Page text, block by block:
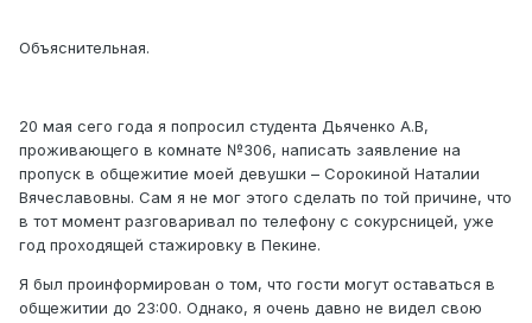
Объяснительная.
20 мая сего года я попросил студента Дьяченко А.В,
проживающего в комнате №306, написать заявление на
пропуск в общежитие моей девушки – Сорокиной Наталии
Вячеславовны. Сам я не мог этого сделать по той причине, что
в тот момент разговаривал по телефону с сокурсницей, уже
год проходящей стажировку в Пекине.
Я был проинформирован о том, что гости могут оставаться в
общежитии до 23:00. Однако, я очень давно не видел свою